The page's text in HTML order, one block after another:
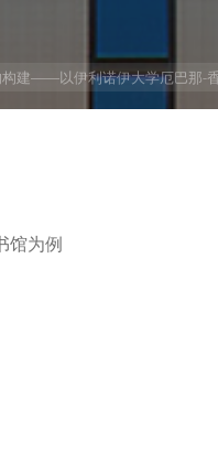
建——以伊利诺伊大学厄巴那-
馆为例